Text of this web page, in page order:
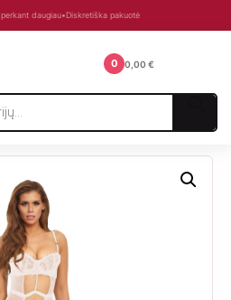
perkant daugiau•Diskretiška pakuotė
0 0,00 €